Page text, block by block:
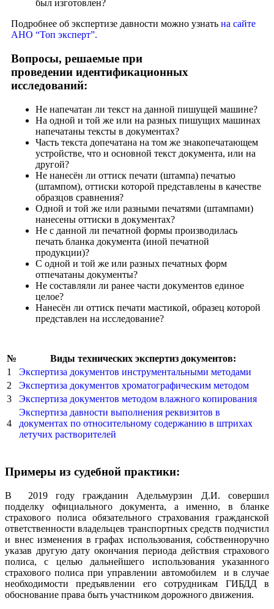
был изготовлен?
Подробнее об экспертизе давности можно узнать на сайте
АНО “Топ эксперт”.
Вопросы, решаемые при
проведении идентификационных
исследований:
Не напечатан ли текст на данной пишущей машине?
На одной и той же или на разных пишущих машинах
напечатаны тексты в документах?
Часть текста допечатана на том же знакопечатающем
устройстве, что и основной текст документа, или на
другой?
Не нанесён ли оттиск печати (штампа) печатью
(штампом), оттиски которой представлены в качестве
образцов сравнения?
Одной и той же или разными печатями (штампами)
нанесены оттиски в документах?
Не с данной ли печатной формы производилась
печать бланка документа (иной печатной
продукции)?
С одной и той же или разных печатных форм
отпечатаны документы?
Не составляли ли ранее части документов единое
целое?
Нанесён ли оттиск печати мастикой, образец которой
представлен на исследование?
№
Виды технических экспертиз документов:
1
Экспертиза документов инструментальными методами
2
Экспертиза документов хроматографическим методом
3
Экспертиза документов методом влажного копирования
4
Экспертиза давности выполнения реквизитов в
документах по относительному содержанию в штрихах
летучих растворителей
Примеры из судебной практики:
В 2019 году гражданин Адельмурзин Д.И. совершил
подделку официального документа, а именно, в бланке
страхового полиса обязательного страхования гражданской
ответственности владельцев транспортных средств подчистил
и внес изменения в графах использования, собственноручно
указав другую дату окончания периода действия страхового
полиса, с целью дальнейшего использования указанного
страхового полиса при управлении автомобилем и в случае
необходимости предъявлении его сотрудникам ГИБДД в
обоснование права быть участником дорожного движения.